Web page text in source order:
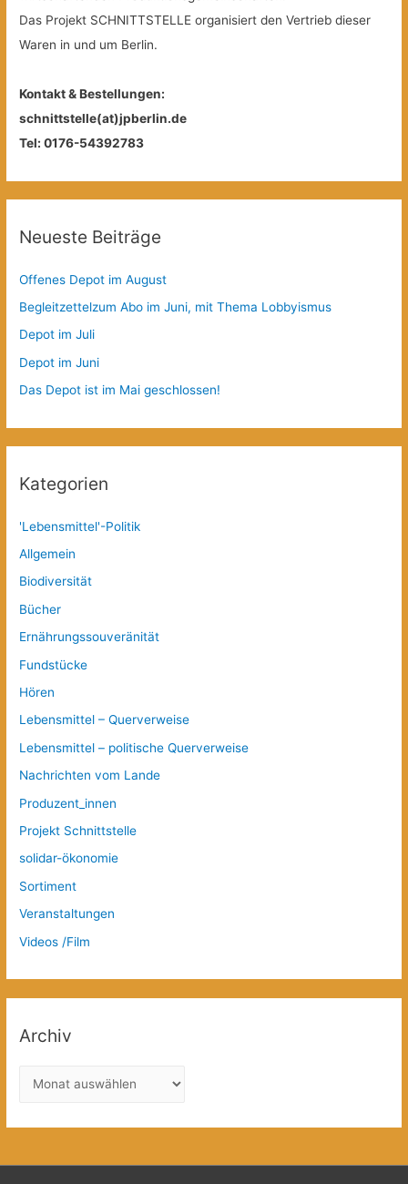
Das Projekt SCHNITTSTELLE organisiert den Vertrieb dieser
Waren in und um Berlin.
Kontakt & Bestellungen:
schnittstelle(at)jpberlin.de
Tel: 0176-54392783
Neueste Beiträge
Offenes Depot im August
Begleitzettelzum Abo im Juni, mit Thema Lobbyismus
Depot im Juli
Depot im Juni
Das Depot ist im Mai geschlossen!
Kategorien
'Lebensmittel'-Politik
Allgemein
Biodiversität
Bücher
Ernährungssouveränität
Fundstücke
Hören
Lebensmittel – Querverweise
Lebensmittel – politische Querverweise
Nachrichten vom Lande
Produzent_innen
Projekt Schnittstelle
solidar-ökonomie
Sortiment
Veranstaltungen
Videos /Film
Archiv
c